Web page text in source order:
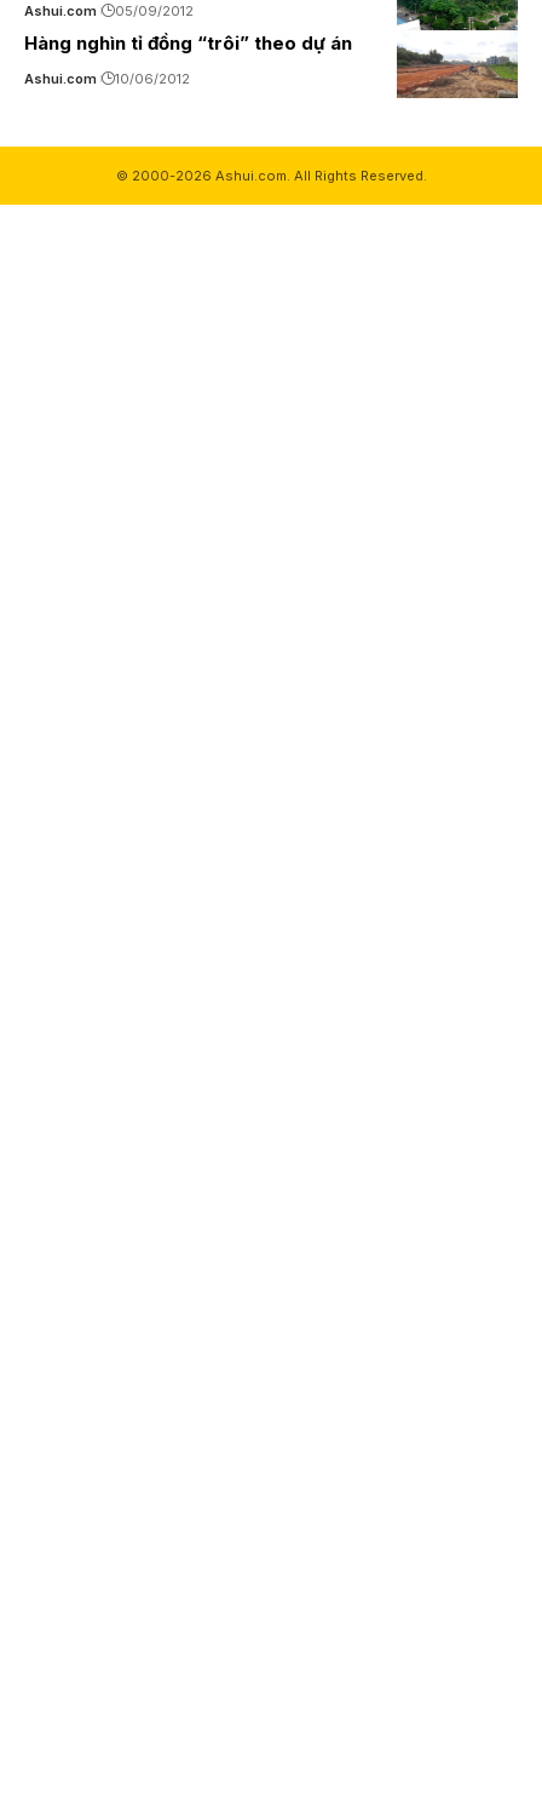
Ashui.com 05/09/2012
Hàng nghìn tỉ đồng “trôi” theo dự án
Ashui.com 10/06/2012
© 2000-2026 Ashui.com. All Rights Reserved.